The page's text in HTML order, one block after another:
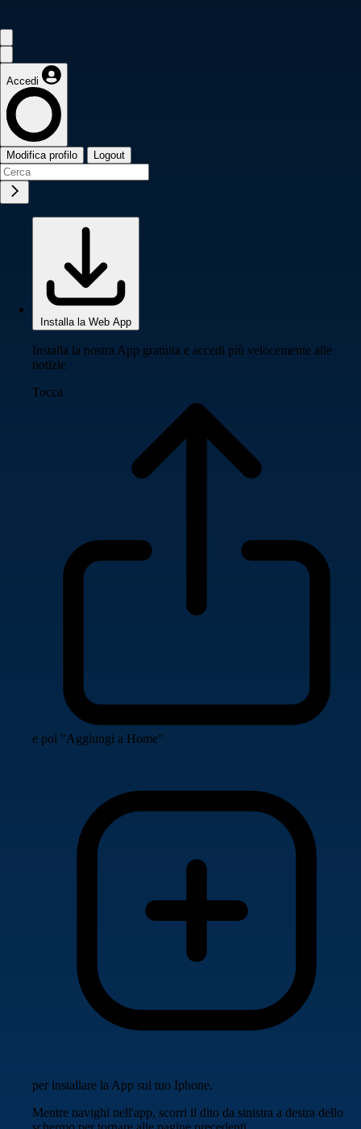
Accedi
Modifica profilo Logout
Installa la Web App
Installa la nostra App gratuita e accedi più velocemente alle
notizie
Tocca
e poi "Aggiungi a Home"
per installare la App sul tuo Iphone.
Mentre navighi nell'app, scorri il dito da sinistra a destra dello